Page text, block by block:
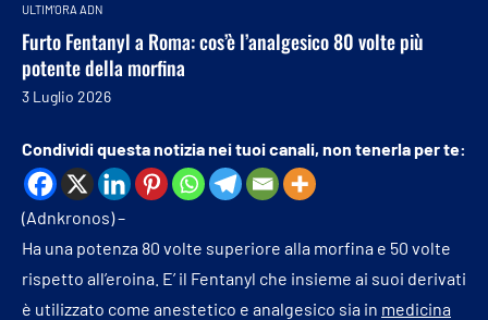
ULTIM'ORA ADN
Furto Fentanyl a Roma: cos’è l’analgesico 80 volte più
potente della morfina
3 Luglio 2026
Condividi questa notizia nei tuoi canali, non tenerla per te:
(Adnkronos) –
Ha una potenza 80 volte superiore alla morfina e 50 volte
rispetto all’eroina. E’ il Fentanyl che insieme ai suoi derivati
è utilizzato come anestetico e analgesico sia in medicina